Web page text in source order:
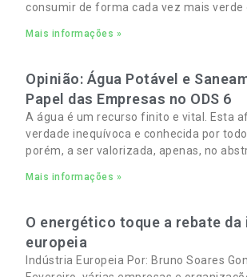
consumir de forma cada vez mais verde
e familiares cada vez mais apertados.
Mais informações »
Opinião: Água Potável e
Papel das Empresas no ODS 6
A água é um recurso finito e vital. Esta
verdade inequívoca e conhecida por
porém, a ser valorizada, apenas, no
Mais informações »
O energético toque a rebate
europeia
Indústria Europeia Por: Bruno Soares